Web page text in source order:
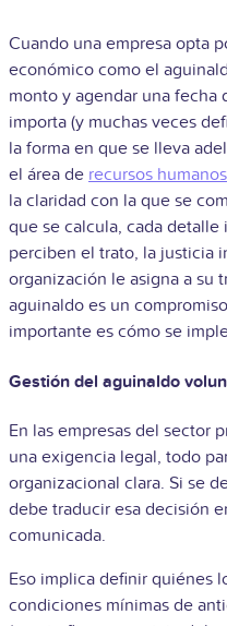
Cuando una empresa opta
económico como el
monto y agendar una fecha
importa (y muchas veces
la forma en que se lleva
el área de recursos humanos
la claridad con la que se
que se calcula, cada
perciben el trato, la justicia
organización le asigna a su
aguinaldo es un
importante es cómo se
Gestión del aguinaldo
En las empresas del sector
una exigencia legal, todo
organizacional clara. Si se
debe traducir esa decisión
comunicada.
Eso implica definir quiénes
condiciones mínimas de